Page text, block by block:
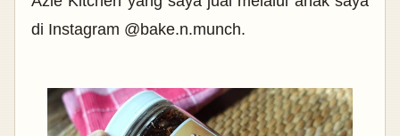
di Instagram @bake.n.munch.